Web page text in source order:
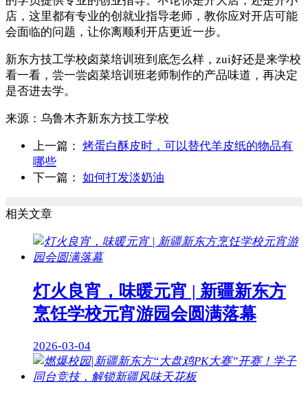
店，这里都有专业的创就业指导老师，教你应对开店可能
会面临的问题，让你离顺利开店更近一步。
新东方技工学校卤菜培训班到底怎么样，zui好还是来学校
看一看，尝一尝卤菜培训班老师制作的产品味道，再决定
是否进去学。
来源： 乌鲁木齐新东方技工学校
上一篇： 烤蛋白酥皮时，可以替代羊皮纸的物品有
哪些
下一篇： 如何打发淡奶油
相关文章
灯火良宵，味暖元宵 | 新疆新东方
烹饪学校元宵游园会圆满落幕
2026-03-04